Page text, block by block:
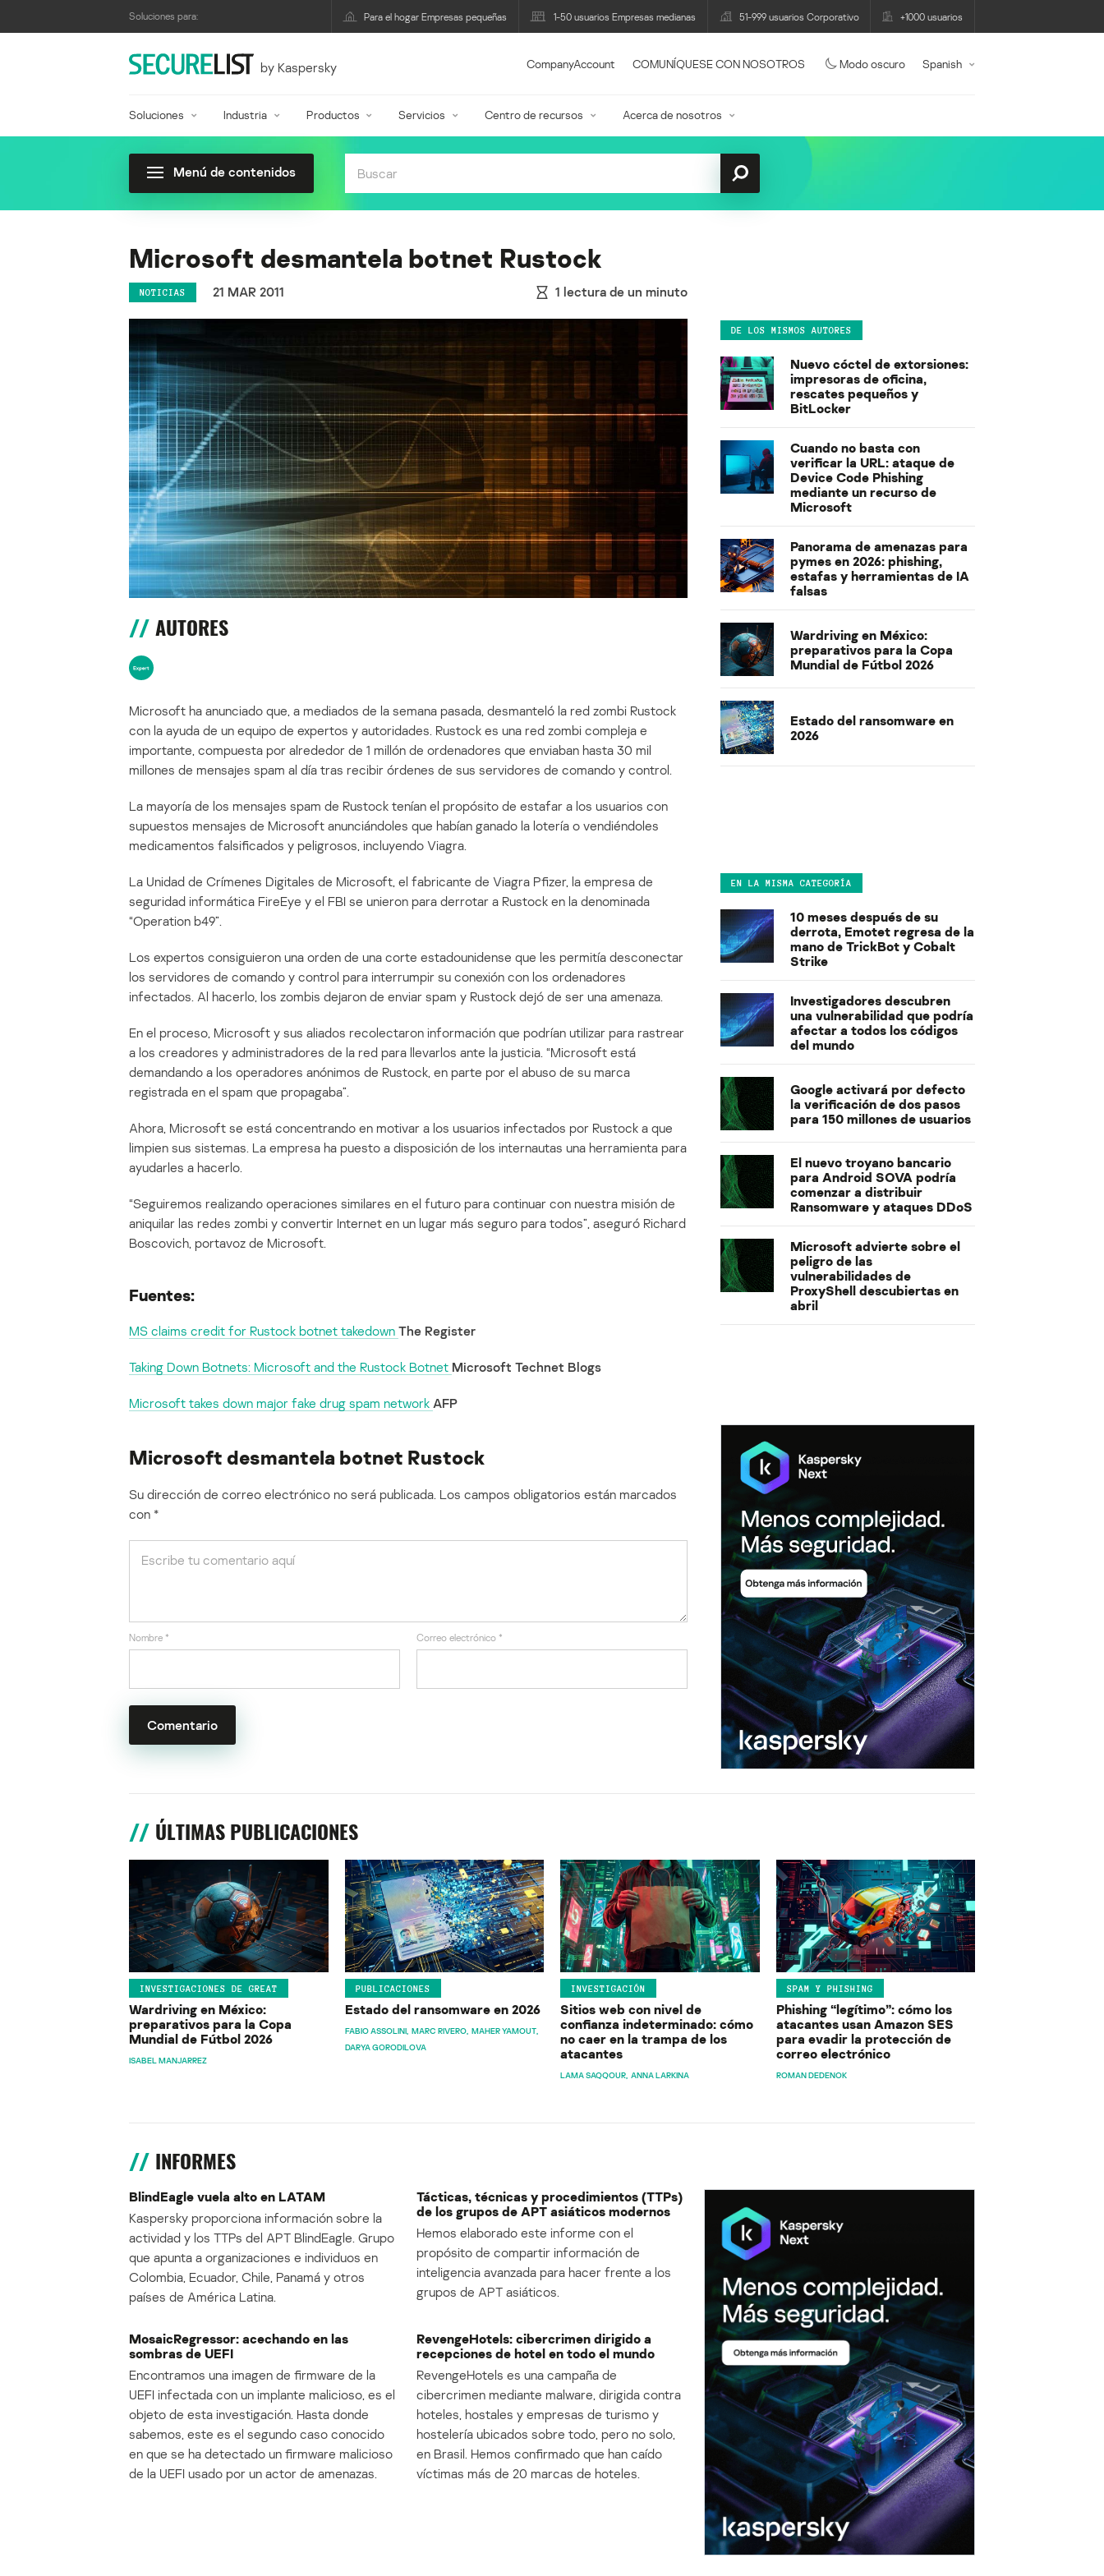
Soluciones para: Para el hogar Empresas pequeñas 1-50 usuarios Empresas medianas 51-999 usuarios Corporativo +1000 usuarios
by Kaspersky CompanyAccount COMUNÍQUESE CON NOSOTROS Modo oscuro Spanish
Soluciones Industria Productos Servicios Centro de recursos Acerca de nosotros
Menú de contenidos
Microsoft desmantela botnet Rustock
NOTICIAS 21 MAR 2011 1 lectura de un minuto
AUTORES
Microsoft ha anunciado que, a mediados de la semana pasada, desmanteló la red zombi Rustock
con la ayuda de un equipo de expertos y autoridades. Rustock es una red zombi compleja e
importante, compuesta por alrededor de 1 millón de ordenadores que enviaban hasta 30 mil
millones de mensajes spam al día tras recibir órdenes de sus servidores de comando y control.
La mayoría de los mensajes spam de Rustock tenían el propósito de estafar a los usuarios con
supuestos mensajes de Microsoft anunciándoles que habían ganado la lotería o vendiéndoles
medicamentos falsificados y peligrosos, incluyendo Viagra.
La Unidad de Crímenes Digitales de Microsoft, el fabricante de Viagra Pfizer, la empresa de
seguridad informática FireEye y el FBI se unieron para derrotar a Rustock en la denominada
“Operation b49”.
Los expertos consiguieron una orden de una corte estadounidense que les permitía desconectar
los servidores de comando y control para interrumpir su conexión con los ordenadores
infectados. Al hacerlo, los zombis dejaron de enviar spam y Rustock dejó de ser una amenaza.
En el proceso, Microsoft y sus aliados recolectaron información que podrían utilizar para rastrear
a los creadores y administradores de la red para llevarlos ante la justicia. “Microsoft está
demandando a los operadores anónimos de Rustock, en parte por el abuso de su marca
registrada en el spam que propagaba”.
Ahora, Microsoft se está concentrando en motivar a los usuarios infectados por Rustock a que
limpien sus sistemas. La empresa ha puesto a disposición de los internautas una herramienta para
ayudarles a hacerlo.
“Seguiremos realizando operaciones similares en el futuro para continuar con nuestra misión de
aniquilar las redes zombi y convertir Internet en un lugar más seguro para todos”, aseguró Richard
Boscovich, portavoz de Microsoft.
Fuentes:
MS claims credit for Rustock botnet takedown The Register
Taking Down Botnets: Microsoft and the Rustock Botnet Microsoft Technet Blogs
Microsoft takes down major fake drug spam network AFP
Microsoft desmantela botnet Rustock
Su dirección de correo electrónico no será publicada. Los campos obligatorios están marcados
con *
Nombre * Correo electrónico *
DE LOS MISMOS AUTORES
Nuevo cóctel de extorsiones:
impresoras de oficina,
rescates pequeños y
BitLocker
Cuando no basta con
verificar la URL: ataque de
Device Code Phishing
mediante un recurso de
Microsoft
Panorama de amenazas para
pymes en 2026: phishing,
estafas y herramientas de IA
falsas
Wardriving en México:
preparativos para la Copa
Mundial de Fútbol 2026
Estado del ransomware en
2026
EN LA MISMA CATEGORÍA
10 meses después de su
derrota, Emotet regresa de la
mano de TrickBot y Cobalt
Strike
Investigadores descubren
una vulnerabilidad que podría
afectar a todos los códigos
del mundo
Google activará por defecto
la verificación de dos pasos
para 150 millones de usuarios
El nuevo troyano bancario
para Android SOVA podría
comenzar a distribuir
Ransomware y ataques DDoS
Microsoft advierte sobre el
peligro de las
vulnerabilidades de
ProxyShell descubiertas en
abril
ÚLTIMAS PUBLICACIONES
INVESTIGACIONES DE GREAT
Wardriving en México:
preparativos para la Copa
Mundial de Fútbol 2026
ISABEL MANJARREZ
PUBLICACIONES
Estado del ransomware en 2026
FABIO ASSOLINI MARC RIVERO MAHER YAMOUT
DARYA GORODILOVA
INVESTIGACIÓN
Sitios web con nivel de
confianza indeterminado: cómo
no caer en la trampa de los
atacantes
LAMA SAQQOUR ANNA LARKINA
SPAM Y PHISHING
Phishing “legítimo”: cómo los
atacantes usan Amazon SES
para evadir la protección de
correo electrónico
ROMAN DEDENOK
INFORMES
BlindEagle vuela alto en LATAM
Kaspersky proporciona información sobre la
actividad y los TTPs del APT BlindEagle. Grupo
que apunta a organizaciones e individuos en
Colombia, Ecuador, Chile, Panamá y otros
países de América Latina.
Tácticas, técnicas y procedimientos (TTPs)
de los grupos de APT asiáticos modernos
Hemos elaborado este informe con el
propósito de compartir información de
inteligencia avanzada para hacer frente a los
grupos de APT asiáticos.
MosaicRegressor: acechando en las
sombras de UEFI
Encontramos una imagen de firmware de la
UEFI infectada con un implante malicioso, es el
objeto de esta investigación. Hasta donde
sabemos, este es el segundo caso conocido
en que se ha detectado un firmware malicioso
de la UEFI usado por un actor de amenazas.
RevengeHotels: cibercrimen dirigido a
recepciones de hotel en todo el mundo
RevengeHotels es una campaña de
cibercrimen mediante malware, dirigida contra
hoteles, hostales y empresas de turismo y
hostelería ubicados sobre todo, pero no solo,
en Brasil. Hemos confirmado que han caído
víctimas más de 20 marcas de hoteles.